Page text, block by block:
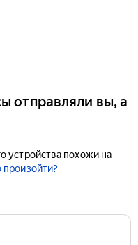
отправляли вы, а
устройства похожи на
произойти?